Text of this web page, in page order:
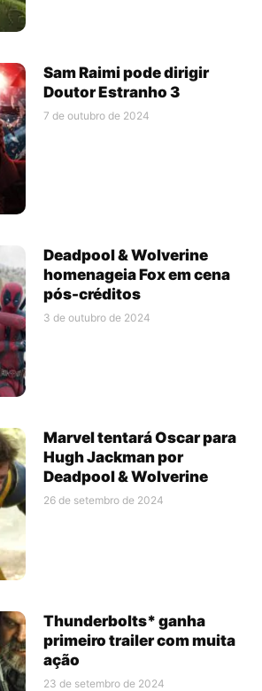
Sam Raimi pode dirigir
Doutor Estranho 3
7 de outubro de 2024
Deadpool & Wolverine
homenageia Fox em cena
pós-créditos
3 de outubro de 2024
Marvel tentará Oscar para
Hugh Jackman por
Deadpool & Wolverine
26 de setembro de 2024
Thunderbolts* ganha
primeiro trailer com muita
ação
23 de setembro de 2024